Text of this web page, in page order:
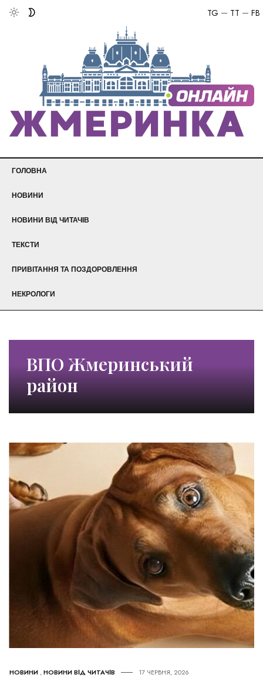
FB
TT
TG
ГОЛОВНА
НОВИНИ
НОВИНИ ВІД ЧИТАЧІВ
ТЕКСТИ
ПРИВІТАННЯ ТА ПОЗДОРОВЛЕННЯ
НЕКРОЛОГИ
ВПО Жмеринський
район
НОВИНИ ,НОВИНИ ВІД ЧИТАЧІВ 17 ЧЕРВНЯ, 2026